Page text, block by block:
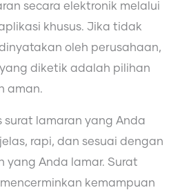
secara elektronik melalui
khusus. Jika tidak
oleh perusahaan,
diketik adalah pilihan
aman.
surat lamaran yang Anda
rapi, dan sesuai dengan
yang Anda lamar. Surat
kemampuan